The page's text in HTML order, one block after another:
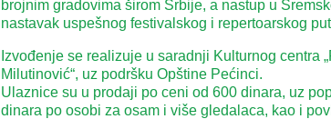
brojnim gradovima širom Srbije, a nastup u
nastavak uspešnog festivalskog i repertoarskog
Izvođenje se realizuje u saradnji Kulturnog centra
Milutinović“, uz podršku Opštine Pećinci.
Ulaznice su u prodaji po ceni od 600 dinara, uz
dinara po osobi za osam i više gledalaca, kao i